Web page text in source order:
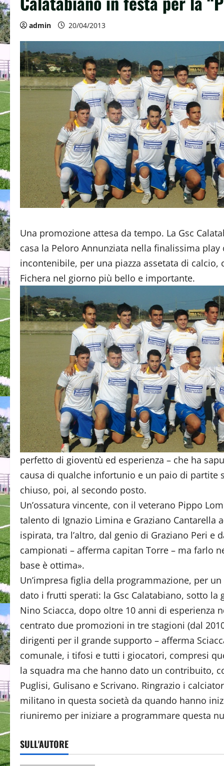
admin 20/04/2013
Una promozione attesa da tempo. La Gsc
casa la Peloro Annunziata nella finalissima
incontenibile, per una piazza assetata di
Fichera nel giorno più bello e importante.
perfetto di gioventù ed esperienza – che ha
causa di qualche infortunio e un paio di
chiuso, poi, al secondo posto.
Un’ossatura vincente, con il veterano Pippo
talento di Ignazio Limina e Graziano Cantarella
ispirata, tra l’altro, dal genio di Graziano Peri e
campionati – afferma capitan Torre – ma farlo
base è ottima».
Un’impresa figlia della programmazione, per
dato i frutti sperati: la Gsc Calatabiano, sotto la
Nino Sciacca, dopo oltre 10 anni di esperienza
centrato due promozioni in tre stagioni (dal
dirigenti per il grande supporto – afferma
comunale, i tifosi e tutti i giocatori, compresi
la squadra ma che hanno dato un contribuito,
Puglisi, Gulisano e Scrivano. Ringrazio i
militano in questa società da quando hanno
riuniremo per iniziare a programmare questa
SULL'AUTORE